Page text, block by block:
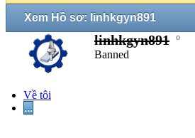
Xem Hồ sơ: linhkgyn891
linhkgyn891
Banned
Về tôi
...